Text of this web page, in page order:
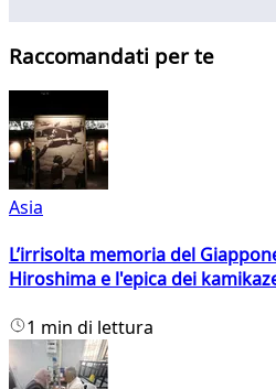
Raccomandati per te
Asia
L’irrisolta memoria del
Hiroshima e l'epica dei
1 min di lettura